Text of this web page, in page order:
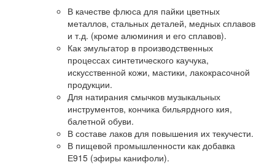
В качестве флюса для пайки цветных
металлов, стальных деталей, медных сплавов
и т.д. (кроме алюминия и его сплавов).
Как эмульгатор в производственных
процессах синтетического каучука,
искусственной кожи, мастики, лакокрасочной
продукции.
Для натирания смычков музыкальных
инструментов, кончика бильярдного кия,
балетной обуви.
В составе лаков для повышения их текучести.
В пищевой промышленности как добавка
Е915 (эфиры канифоли).